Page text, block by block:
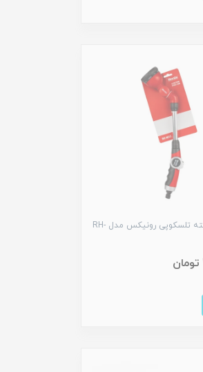
آبپاش 9 حالته تلسکوپی رونیکس مدل RH-